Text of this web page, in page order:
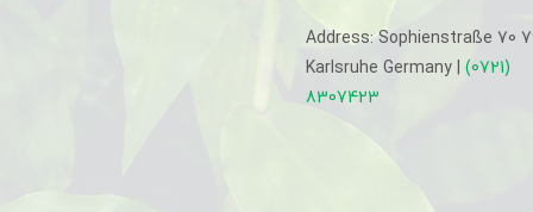
Address: Sophienstraße 70
Karlsruhe Germany | (0721)
8307423